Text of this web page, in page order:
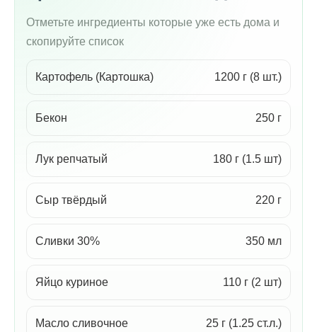
Отметьте ингредиенты которые уже есть дома и
скопируйте список
Картофель (Картошка) 1200 г (8 шт.)
Бекон 250 г
Лук репчатый 180 г (1.5 шт)
Сыр твёрдый 220 г
Сливки 30% 350 мл
Яйцо куриное 110 г (2 шт)
Масло сливочное 25 г (1.25 ст.л.)